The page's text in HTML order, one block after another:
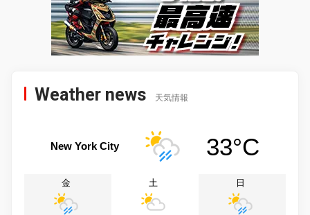
Weather news 天気情報
New York City 33°C
金 土 日